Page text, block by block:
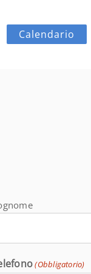
Calendario
(Obbligatorio)